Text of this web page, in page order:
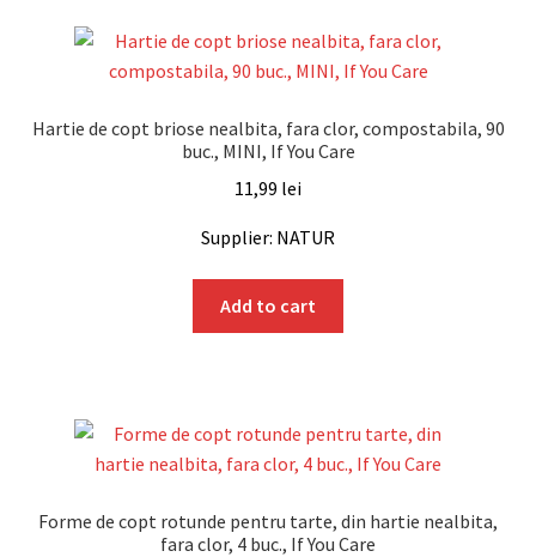
Hartie de copt briose nealbita, fara clor, compostabila, 90
buc., MINI, If You Care
11,99 lei
Supplier: NATUR
Add to cart
Forme de copt rotunde pentru tarte, din hartie nealbita,
fara clor, 4 buc., If You Care